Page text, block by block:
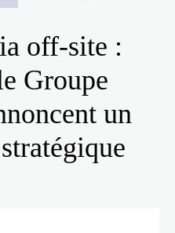
off-site :
Groupe
un